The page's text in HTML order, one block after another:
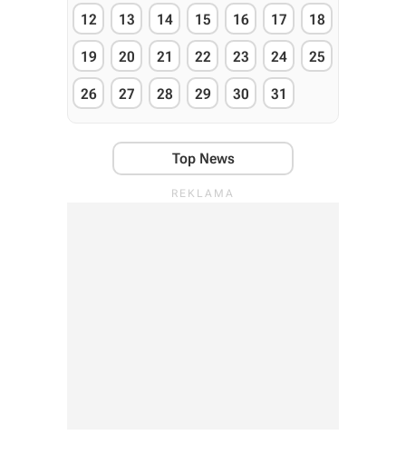
12 13 14 15 16 17 18
19 20 21 22 23 24 25
26 27 28 29 30 31
Top News